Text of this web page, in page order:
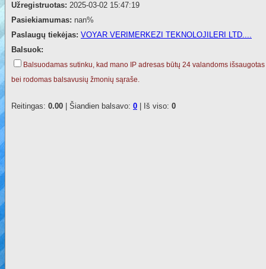
Užregistruotas: 2025-03-02 15:47:19
Pasiekiamumas: nan%
Paslaugų tiekėjas: VOYAR VERIMERKEZI TEKNOLOJILERI LTD....
Balsuok:
Balsuodamas sutinku, kad mano IP adresas būtų 24 valandoms išsaugotas
bei rodomas balsavusių žmonių sąraše.
Reitingas: 0.00 | Šiandien balsavo: 0 | Iš viso: 0